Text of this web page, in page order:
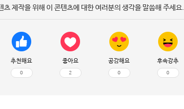
츠 제작을 위해 이 콘텐츠에 대한 여러분의 생각을 말씀해 주세요.
추천해요
0
좋아요
2
공감해요
0
후속강추
0